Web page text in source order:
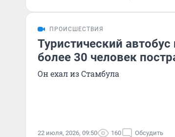
ПРОИСШЕСТВИЯ
Туристический
более 30 человек
Он ехал из Стамбула
22 июля, 2026, 09:50 160 Обсудить